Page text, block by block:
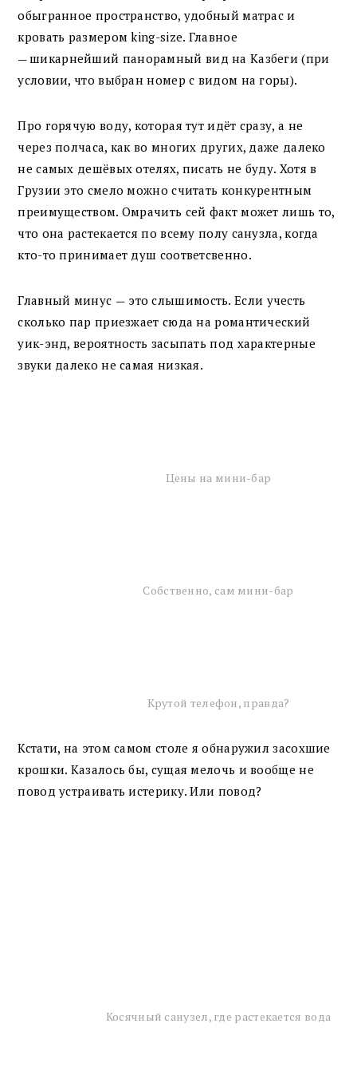
обыгранное пространство, удобный матрас и
кровать размером king-size. Главное
—шикарнейший панорамный вид на Казбеги (при
условии, что выбран номер с видом на горы).
Про горячую воду, которая тут идёт сразу, а не
через полчаса, как во многих других, даже далеко
не самых дешёвых отелях, писать не буду. Хотя в
Грузии это смело можно считать конкурентным
преимуществом. Омрачить сей факт может лишь то,
что она растекается по всему полу санузла, когда
кто-то принимает душ соответсвенно.
Главный минус —это слышимость. Если учесть
сколько пар приезжает сюда на романтический
уик-энд, вероятность засыпать под характерные
звуки далеко не самая низкая.
Цены на мини-бар
Собственно, сам мини-бар
Крутой телефон, правда?
Кстати, на этом самом столе я обнаружил засохшие
крошки. Казалось бы, сущая мелочь и вообще не
повод устраивать истерику. Или повод?
Косячный санузел, где растекается вода